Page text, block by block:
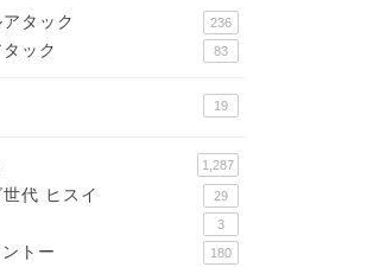
タック 236
ック 83
19
1,287
代 ヒスイ 29
3
トー 180